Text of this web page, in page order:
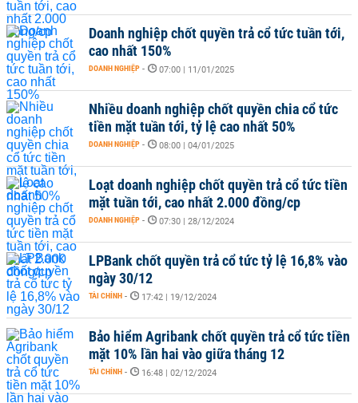
Doanh nghiệp chốt quyền trả cổ tức tuần tới,
cao nhất 150%
DOANH NGHIỆP - 07:00 | 11/01/2025
Nhiều doanh nghiệp chốt quyền chia cổ tức
tiền mặt tuần tới, tỷ lệ cao nhất 50%
DOANH NGHIỆP - 08:00 | 04/01/2025
Loạt doanh nghiệp chốt quyền trả cổ tức tiền
mặt tuần tới, cao nhất 2.000 đồng/cp
DOANH NGHIỆP - 07:30 | 28/12/2024
LPBank chốt quyền trả cổ tức tỷ lệ 16,8% vào
ngày 30/12
TÀI CHÍNH - 17:42 | 19/12/2024
Bảo hiểm Agribank chốt quyền trả cổ tức tiền
mặt 10% lần hai vào giữa tháng 12
TÀI CHÍNH - 16:48 | 02/12/2024